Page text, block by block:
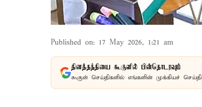
Published on: 17 May 2026, 1:21 am
தினத்தந்தியை கூகுளில் பின்தொடரவும்
கூகுள் செய்திகளில் எங்களின் முக்கியச்